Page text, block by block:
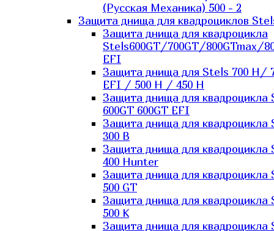
(Русская Механика) 500 - 2
Защита днища для квадроциклов
Защита днища для квадроцикла
Stels600GT/700GT/800GTmax/
EFI
Защита днища для Stels 700 H/
EFI / 500 H / 450 H
Защита днища для квадроцикла
600GT 600GT EFI
Защита днища для квадроцикла
300 B
Защита днища для квадроцикла
400 Hunter
Защита днища для квадроцикла
500 GT
Защита днища для квадроцикла
500 K
Защита днища для квадроцикла